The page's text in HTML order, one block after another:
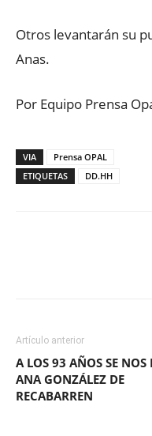
Otros levantarán su
Anas.
Por Equipo Prensa
VIA
Prensa OPAL
ETIQUETAS
DD.HH
Artículo anterior
A LOS 93 AÑOS SE NOS
ANA GONZÁLEZ DE
RECABARREN